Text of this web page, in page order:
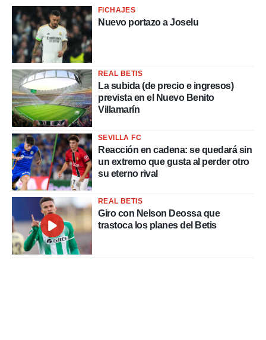
FICHAJES
Nuevo portazo a Joselu
REAL BETIS
La subida (de precio e ingresos)
prevista en el Nuevo Benito
Villamarín
SEVILLA FC
Reacción en cadena: se quedará sin
un extremo que gusta al perder otro
su eterno rival
REAL BETIS
Giro con Nelson Deossa que
trastoca los planes del Betis